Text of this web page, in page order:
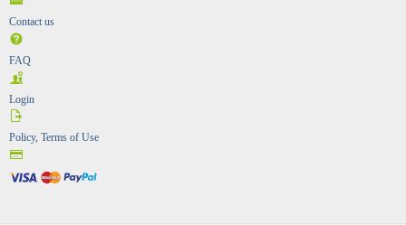
Contact us
FAQ
Login
Policy, Terms of Use